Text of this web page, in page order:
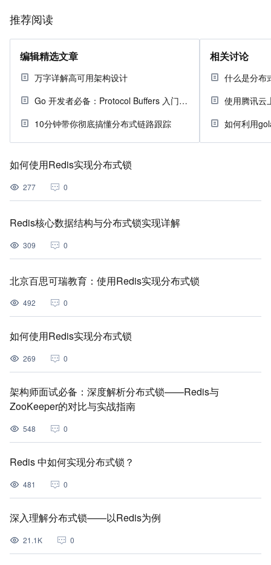
推荐阅读
编辑精选文章
万字详解高可用架构设计
Go 开发者必备：Protocol Buffers 入门指南
10分钟带你彻底搞懂分布式链路跟踪
相关讨论
什么是分布
使用腾讯云
如何使用Redis实现分布式锁
277 0
Redis核心数据结构与分布式锁实现详解
309 0
北京百思可瑞教育：使用Redis实现分布式锁
492 0
如何使用Redis实现分布式锁
269 0
架构师面试必备：深度解析分布式锁——Redis与
ZooKeeper的对比与实战指南
548 0
Redis 中如何实现分布式锁？
481 0
深入理解分布式锁——以Redis为例
21.1K 0